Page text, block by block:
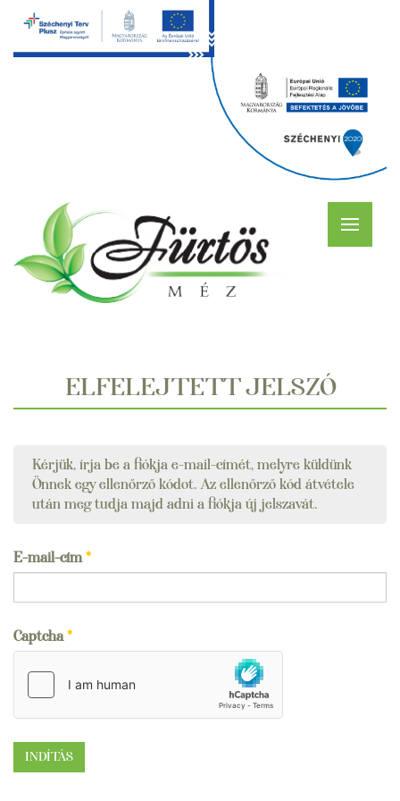
ELFELEJTETT JELSZÓ
Kérjük, írja be a fiókja e-mail-címét, melyre küldünk
Önnek egy ellenőrző kódot. Az ellenőrző kód átvétele
után meg tudja majd adni a fiókja új jelszavát.
E-mail-cím*
Captcha*
INDÍTÁS